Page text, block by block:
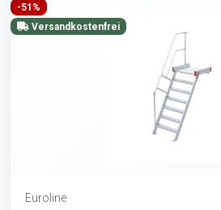
-51%
Versandkostenfrei
Euroline